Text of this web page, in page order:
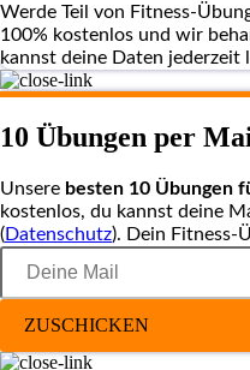
Werde Teil von Fitness-
100% kostenlos und wir
kannst deine Daten jederzeit
10 Übungen per
Unsere besten 10 Übungen
kostenlos, du kannst deine
(Datenschutz). Dein Fitness-
ZUSCHICKEN